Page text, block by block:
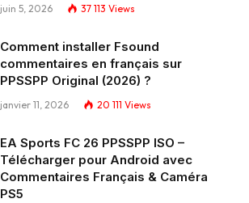
juin 5, 2026 37 113 Views
Comment installer Fsound
commentaires en français sur
PPSSPP Original (2026) ?
janvier 11, 2026 20 111 Views
EA Sports FC 26 PPSSPP ISO –
Télécharger pour Android avec
Commentaires Français & Caméra
PS5